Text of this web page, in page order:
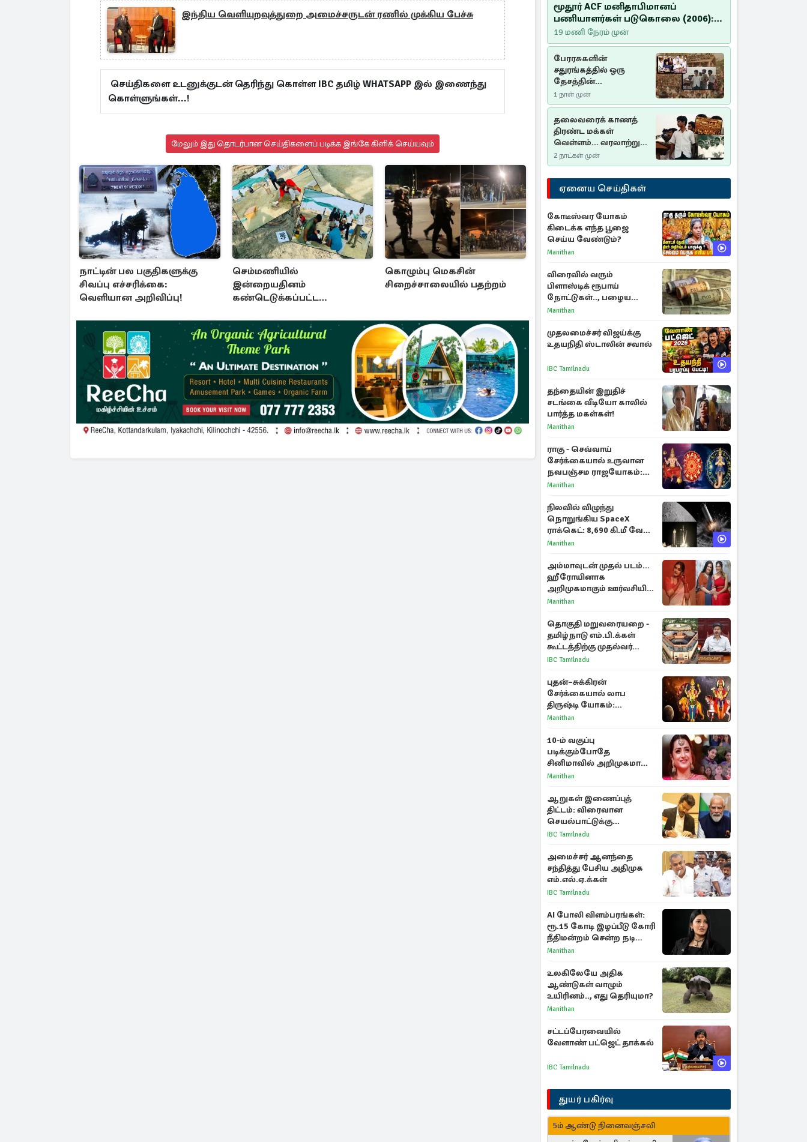
இந்திய வெளியுறவுத்துறை அமைச்சருடன் ரணில் முக்கிய பேச்சு
செய்திகளை உடனுக்குடன் தெரிந்து கொள்ள IBC தமிழ் WHATSAPP இல் இணைந்து
கொள்ளுங்கள்...!
மேலும் இது தொடர்பான செய்திகளைப் படிக்க இங்கே கிளிக் செய்யவும்
நாட்டின் பல பகுதிகளுக்கு
சிவப்பு எச்சரிக்கை:
வெளியான அறிவிப்பு!
செம்மணியில்
இன்றையதினம்
கண்டெடுக்கப்பட்ட
கொழும்பு மெகசின்
சிறைச்சாலையில் பதற்றம்
மூதூர் ACF மனிதாபிமானப்
பணியாளர்கள் படுகொலை (2006):
20 ஆண்டுகளாகியும் நீதி
மறுக்கப்பட்ட மனிதாபிமானப்
பேரவலம்
19 மணி நேரம் முன்
பேரரசுகளின்
சதுரங்கத்தில் ஒரு
தேசத்தின்
தீர்க்கதரிசனம் :
சுதுமலை பிரகடனம்
ஒரு வரலாற்றுப் பாடம்
1 நாள் முன்
தலைவரைக் காணத்
திரண்ட மக்கள்
வெள்ளம்... வரலாற்றுச்
சிறப்புமிக்க சுதுமலைப்
பிரகடனம்…
2 நாட்கள் முன்
ஏனைய செய்திகள்
கோடீஸ்வர யோகம்
கிடைக்க எந்த பூஜை
செய்ய வேண்டும்?
Manithan
விரைவில் வரும்
பிளாஸ்டிக் ரூபாய்
நோட்டுகள்.., பழைய
காகித நோட்டுகள்
Manithan
முதலமைச்சர் விஜய்க்கு
உதயநிதி ஸ்டாலின் சவால்
IBC Tamilnadu
தந்தையின் இறுதிச்
சடங்கை வீடியோ காலில்
பார்த்த மகள்கள்!
Manithan
ராகு - செவ்வாய்
சேர்க்கையால் உருவான
நவபஞ்சம ராஜயோகம்:
அதிர்ஷ்டம் பெறும் 3
Manithan
நிலவில் விழுந்து
நொறுங்கிய SpaceX
ராக்கெட்: 8,690 கி.மீ வேக
மோதலால் உருவான புதிய
Manithan
அம்மாவுடன் முதல் படம்...
ஹீரோயினாக
அறிமுகமாகும் ஊர்வசியின்
மகள் தேஜலட்சுமி!
Manithan
தொகுதி மறுவரையறை -
தமிழ்நாடு எம்.பி.க்கள்
கூட்டத்திற்கு முதல்வர்
விஜய் அழைப்பு
IBC Tamilnadu
புதன்–சுக்கிரன்
சேர்க்கையால் லாப
திருஷ்டி யோகம்:
அதிர்ஷ்டம் பெறும் டாப் 3
Manithan
10-ம் வகுப்பு
படிக்கும்போதே
சினிமாவில் அறிமுகமான
த்ரிஷா! உண்மையை
காந்தி
Manithan
ஆறுகள் இணைப்புத்
திட்டம்: விரைவான
செயல்பாட்டுக்கு
பிரதமருக்கு முதலமைச்சர்
IBC Tamilnadu
அமைச்சர் ஆனந்தை
சந்தித்து பேசிய அதிமுக
எம்.எல்.ஏ.க்கள்
IBC Tamilnadu
AI போலி விளம்பரங்கள்:
ரூ.15 கோடி இழப்பீடு கோரி
நீதிமன்றம் சென்ற நடிகை
ஸ்ருதி ஹாசன்!
Manithan
உலகிலேயே அதிக
ஆண்டுகள் வாழும்
உயிரினம்.., எது தெரியுமா?
Manithan
சட்டப்பேரவையில்
வேளாண் பட்ஜெட் தாக்கல்
IBC Tamilnadu
துயர் பகிர்வு
5ம் ஆண்டு நினைவஞ்சலி